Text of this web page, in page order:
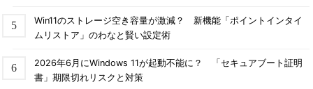
Win11のストレージ空き容量が激減？ 新機能「ポイントインタイ
ムリストア」のわなと賢い設定術
2026年6月にWindows 11が起動不能に？ 「セキュアブート証明
書」期限切れリスクと対策